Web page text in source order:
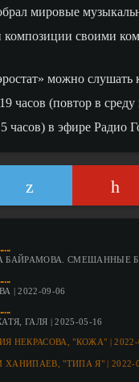
мировые
композиции своими
можно слушать
часов (повтор в среду
часов) в эфире Радио
БАЙРАМОВА. СМЕШАННЫЕ
| 2022-09-06
ГАЛЯ | 2025-05-16
НЕКРАСОВА, "КОЖА" | 2022-
ХАНИПАЕВ, "ТИПА Я" | 2022-